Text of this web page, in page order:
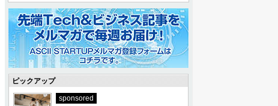
ピックアップ
sponsored